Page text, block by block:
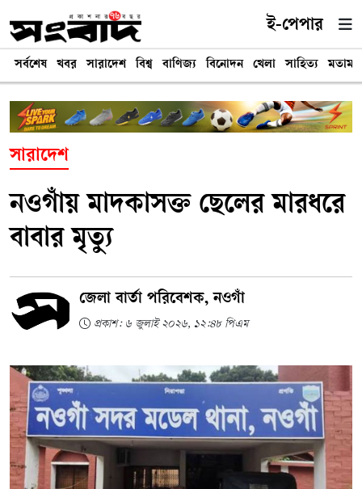
ই-পেপার
সর্বশেষ খবর সারাদেশ বিশ্ব বাণিজ্য বিনোদন খেলা সাহিত্য মতামত
সারাদেশ
নওগাঁয় মাদকাসক্ত ছেলের মারধরে
বাবার মৃত্যু
জেলা বার্তা পরিবেশক, নওগাঁ
প্রকাশ: ৬ জুলাই ২০২৬, ১২:৪৮ পিএম